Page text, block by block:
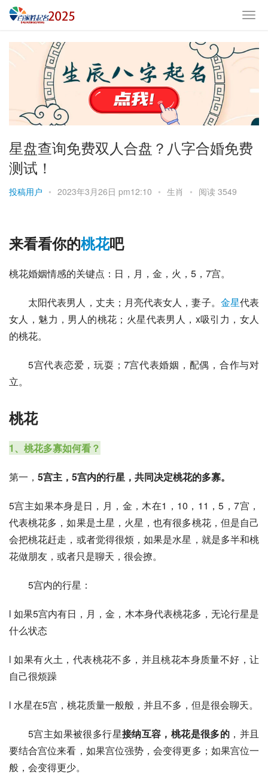
星盘查询免费双人合盘？八字合婚免费
测试！
投稿用户 • 2023年3月26日 pm12:10 • 生肖 • 阅读 3549
来看看你的桃花吧
桃花婚姻情感的关键点：日，月，金，火，5，7宫。
太阳代表男人，丈夫；月亮代表女人，妻子。 金星代表
女人，魅力，男人的桃花；火星代表男人，x吸引力，女人
的桃花。
5宫代表恋爱，玩耍；7宫代表婚姻，配偶，合作与对
立。
桃花
1、桃花多寡如何看？
第一， 5宫主，5宫内的行星，共同决定桃花的多寡。
5宫主如果本身是日，月，金，木在1，10，11，5，7宫，
代表桃花多，如果是土星，火星，也有很多桃花，但是自己
会把桃花赶走，或者觉得很烦，如果是水星，就是多半和桃
花做朋友，或者只是聊天，很会撩。
5宫内的行星：
l 如果5宫内有日，月，金，木本身代表桃花多，无论行星是
什么状态
l 如果有火土，代表桃花不多，并且桃花本身质量不好，让
自己很烦躁
l 水星在5宫，桃花质量一般般，并且不多，但是很会聊天。
5宫主如果被很多行星接纳互容，桃花是很多的 ，并且
要结合宫位来看，如果宫位强势，会变得更多；如果宫位一
般，会变得更少。